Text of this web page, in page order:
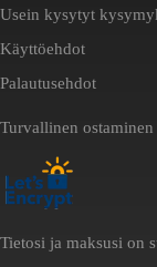
Usein kysytyt
Käyttöehdot
Palautusehdot
Turvallinen ostaminen
Tietosi ja maksusi on